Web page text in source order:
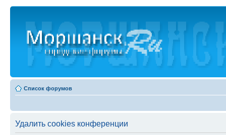
Список форумов
Удалить cookies конференции